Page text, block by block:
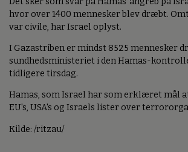
hvor over 1400 mennesker blev dræbt.
var civile, har Israel oplyst.
I Gazastriben er mindst 8525 mennesker
sundhedsministeriet i den Hamas-
tidligere tirsdag.
Hamas, som Israel har som erklæret mål
EU's, USA's og Israels lister over
Kilde: /ritzau/